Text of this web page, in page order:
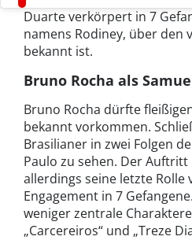
Duarte verkörpert in 7
namens Rodiney, über den
bekannt ist.
Bruno Rocha als
Bruno Rocha dürfte
bekannt vorkommen.
Brasilianer in zwei Folgen
Paulo zu sehen. Der
allerdings seine letzte Rolle
Engagement in 7
weniger zentrale
„Carcereiros“ und „Treze